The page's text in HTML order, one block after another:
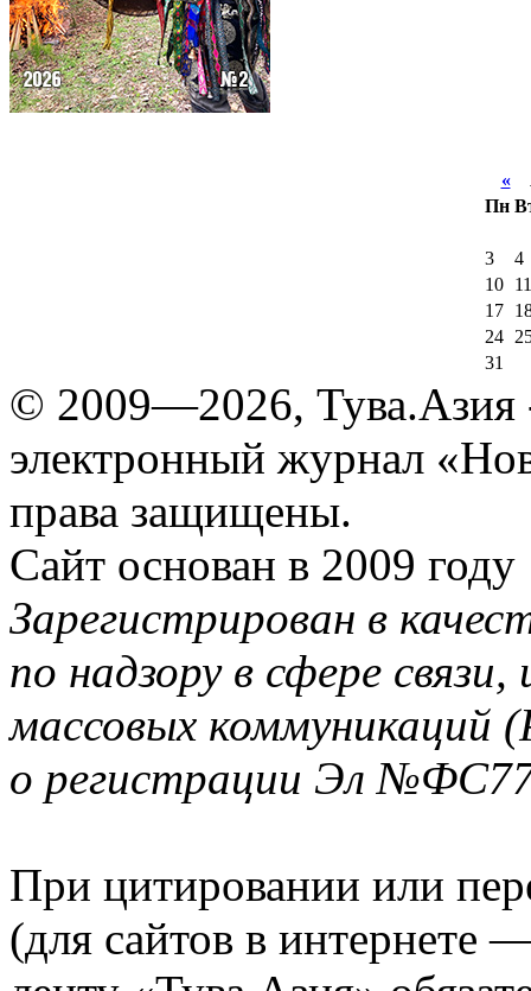
«
Пн
3
4
10
11
17
24
31
© 2009—2026, Тува.Азия
электронный журнал
права защищены.
Сайт основан в 2009 году
Зарегистрирован в
по надзору в сфере
массовых коммуникаций
о регистрации Эл
При цитировании или
(для сайтов в интернете